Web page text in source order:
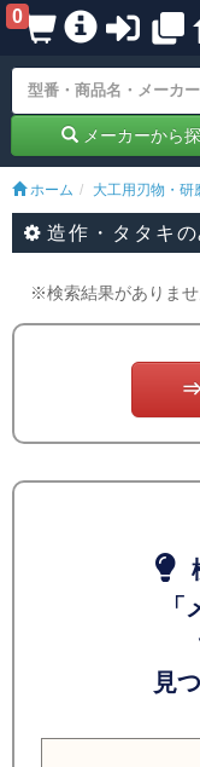
0
メーカーから
ホーム 大工用刃物・研
造作・タタキの
※検索結果がありませ
⇒
見つ